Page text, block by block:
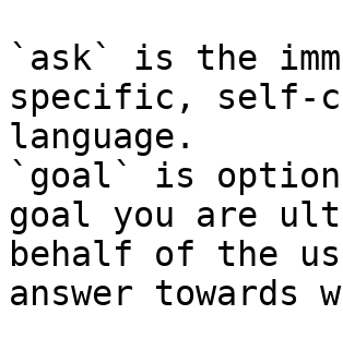
`ask` is the
specific, self-
language.
`goal` is
goal you are
behalf of the
answer